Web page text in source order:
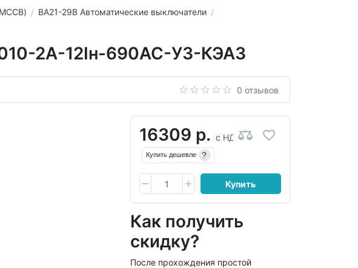
ВА21-29В Автоматические выключатели
2А-12Iн-690AC-У3-КЭАЗ
0 отзывов
16309 р. с НДС
Купить дешевле ?
Купить
Как получить
скидку?
После прохождения простой